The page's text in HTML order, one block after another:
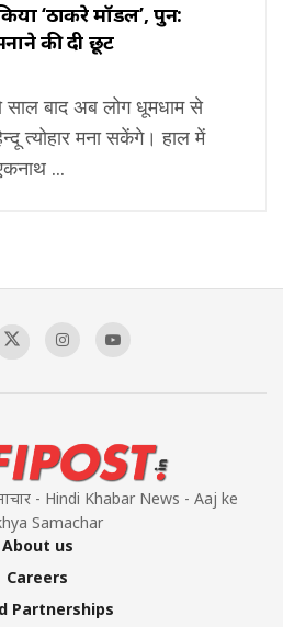
‘ठाकरे मॉडल’, पुन:
की दी छूट
साल बाद अब लोग धूमधाम से
त्योहार मना सकेंगे। हाल में
...
- Hindi Khabar News - Aaj ke
Samachar
About us
Careers
Partnerships